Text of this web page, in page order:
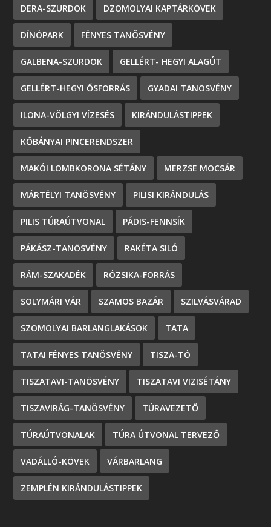
DERA-SZURDOK DZOMOLYAI KAPTÁRKÖVEK
DÍNÓPARK FÉNYES TANÖSVÉNY
GALBENA-SZURDOK GELLÉRT- HEGYI ALAGÚT
GELLÉRT-HEGYI ŐSFORRÁS GYADAI TANÖSVÉNY
ILONA-VÖLGYI VÍZESÉS KIRÁNDULÁSTIPPEK
KŐBÁNYAI PINCERENDSZER
MAKÓI LOMBKORONA SÉTÁNY MERZSE MOCSÁR
MÁRTÉLYI TANÖSVÉNY PILISI KIRÁNDULÁS
PILIS TÚRAÚTVONAL PÁDIS-FENNSÍK
PÁKÁSZ-TANÖSVÉNY RAKÉTA SILÓ
RÁM-SZAKADÉK RÓZSIKA-FORRÁS
SOLYMÁRI VÁR SZAMOS BAZÁR SZILVÁSVÁRAD
SZOMOLYAI BARLANGLAKÁSOK TATA
TATAI FÉNYES TANÖSVÉNY TISZA-TÓ
TISZATAVI-TANÖSVÉNY TISZATAVI VIZISÉTÁNY
TISZAVIRÁG-TANÖSVÉNY TÚRAVEZETŐ
TÚRAÚTVONALAK TÚRA ÚTVONAL TERVEZŐ
VADÁLLÓ-KÖVEK VÁRBARLANG
ZEMPLÉN KIRÁNDULÁSTIPPEK